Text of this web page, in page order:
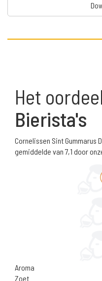
Het
Bierista's
Cornelissen Sint Gummarus
gemiddelde van 7,1 door
Aroma
Zoet